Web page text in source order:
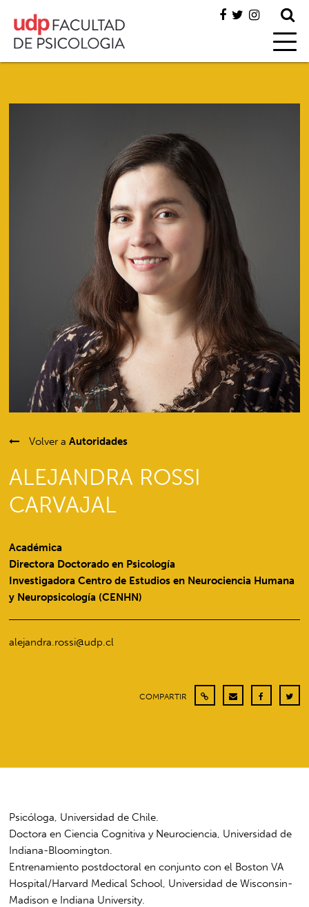
Volver aAutoridades
ALEJANDRA ROSSI
CARVAJAL
Académica
Directora Doctorado en Psicología
Investigadora Centro de Estudios en Neurociencia Humana
y Neuropsicología (CENHN)
alejandra.rossi@udp.cl
COMPARTIR
Psicóloga, Universidad de Chile.
Doctora en Ciencia Cognitiva y Neurociencia, Universidad de
Indiana-Bloomington.
Entrenamiento postdoctoral en conjunto con el Boston VA
Hospital/Harvard Medical School, Universidad de Wisconsin-
Madison e Indiana University.